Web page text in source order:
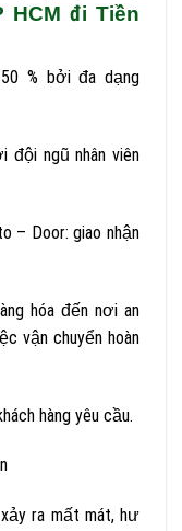
HCM đi Tiền
% bởi đa dạng
đội ngũ nhân viên
– Door: giao nhận
hóa đến nơi an
vận chuyển hoàn
hàng yêu cầu.
ra mất mát, hư